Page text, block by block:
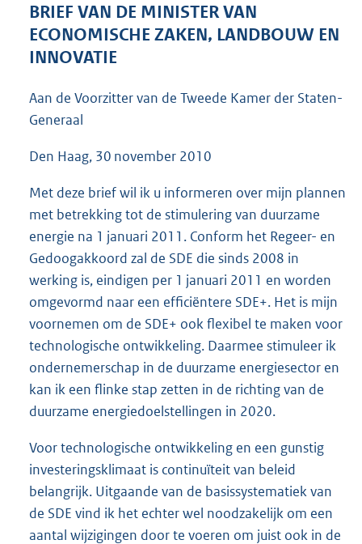
e
b
BRIEF VAN DE MINISTER VAN
ECONOMISCHE ZAKEN, LANDBOUW EN
INNOVATIE
Aan de Voorzitter van de Tweede Kamer der Staten-
Generaal
Den Haag, 30 november 2010
Met deze brief wil ik u informeren over mijn plannen
met betrekking tot de stimulering van duurzame
energie na 1 januari 2011. Conform het Regeer- en
Gedoogakkoord zal de SDE die sinds 2008 in
werking is, eindigen per 1 januari 2011 en worden
omgevormd naar een efficiëntere SDE+. Het is mijn
voornemen om de SDE+ ook flexibel te maken voor
technologische ontwikkeling. Daarmee stimuleer ik
ondernemerschap in de duurzame energiesector en
kan ik een flinke stap zetten in de richting van de
duurzame energiedoelstellingen in 2020.
Voor technologische ontwikkeling en een gunstig
investeringsklimaat is continuïteit van beleid
belangrijk. Uitgaande van de basissystematiek van
de SDE vind ik het echter wel noodzakelijk om een
aantal wijzigingen door te voeren om juist ook in de